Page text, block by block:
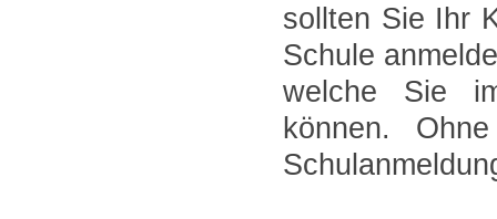
sollten Sie Ihr
Schule
welche Sie
können.